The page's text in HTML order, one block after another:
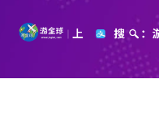
Skip
Skip
首页